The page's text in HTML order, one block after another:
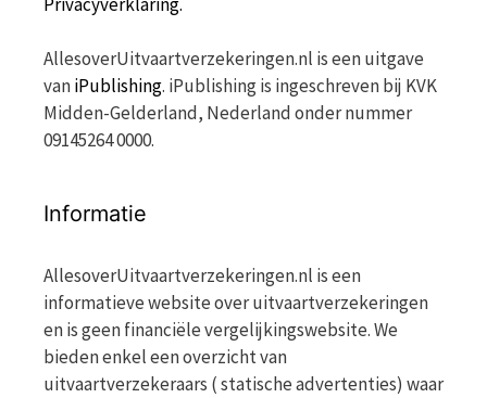
AllesoverUitvaartverzekeringen.nl is een uitgave
vaniPublishing. iPublishing is ingeschreven bij KVK
Midden-Gelderland, Nederland onder nummer
09145264 0000.
Informatie
AllesoverUitvaartverzekeringen.nl is een
informatieve website over uitvaartverzekeringen
en is geen financiële vergelijkingswebsite. We
bieden enkel een overzicht van
uitvaartverzekeraars ( statische advertenties) waar